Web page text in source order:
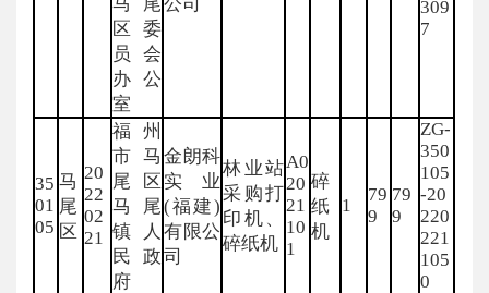
区委
员会
办公
室
309
7
35
01
05
马
尾
区
20
22
02
21
福州
市马
尾区
马尾
镇人
民政
府
金朗科
实业
(福建)
有限公
司
林业站
采购打
印机、
碎纸机
A0
20
21
10
1
碎
纸
机
1
79
9
79
9
ZG-
350
105
-20
220
221
105
0